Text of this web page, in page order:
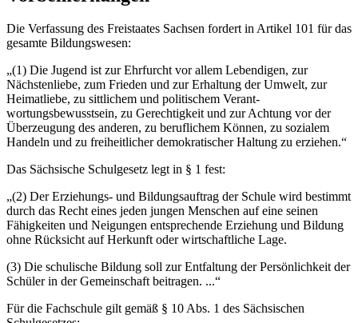
Die Verfassung des Freistaates Sachsen fordert in Artikel 101 für das
gesamte Bil­dungswesen:
„(1) Die Jugend ist zur Ehrfurcht vor allem Lebendigen, zur
Nächstenliebe, zum Frieden und zur Erhaltung der Umwelt, zur
Heimatliebe, zu sittlichem und politischem Ver­ant­
wortungsbewusstsein, zu Gerechtigkeit und zur Achtung vor der
Überzeugung des anderen, zu beruflichem Können, zu sozialem
Handeln und zu freiheitlicher demokrati­scher Haltung zu erziehen.“
Das Sächsische Schulgesetz legt in § 1 fest:
„(2) Der Erziehungs- und Bildungsauftrag der Schule wird bestimmt
durch das Recht eines jeden jungen Menschen auf eine seinen
Fähigkeiten und Neigungen entspre­chende Erziehung und Bildung
ohne Rücksicht auf Herkunft oder wirtschaftliche Lage.
(3) Die schulische Bildung soll zur Entfaltung der Persönlichkeit der
Schüler in der Gemeinschaft beitragen. ...“
Für die Fachschule gilt gemäß § 10 Abs. 1 des Sächsischen